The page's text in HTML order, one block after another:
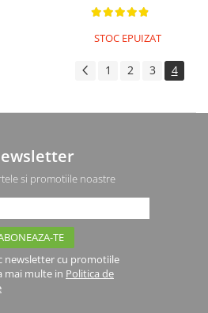
STOC EPUIZAT
1 2 3 4
si promotiile noastre
newsletter cu promotiile
mai multe in Politica de